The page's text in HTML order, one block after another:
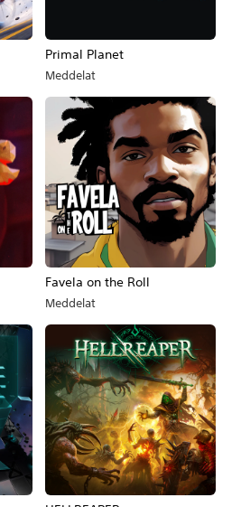
Primal Planet
Meddelat
Favela on the Roll
Meddelat